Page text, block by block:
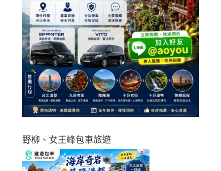
野柳、女王峰包車旅遊